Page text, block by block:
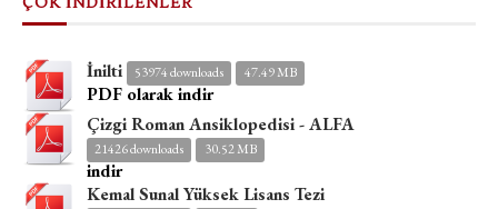
İnilti 53974 downloads 47.49 MB
PDF olarak indir
Çizgi Roman Ansiklopedisi - ALFA
21426 downloads 30.52 MB
indir
Kemal Sunal Yüksek Lisans Tezi